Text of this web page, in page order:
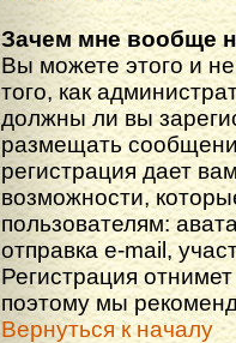
Зачем мне вообще
Вы можете этого и
того, как
должны ли вы
размещать
регистрация дает
возможности,
пользователям:
отправка e-mail,
Регистрация
поэтому мы
Вернуться к началу